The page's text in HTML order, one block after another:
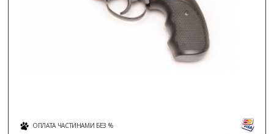
ОПЛАТА ЧАСТИНАМИ БЕЗ %